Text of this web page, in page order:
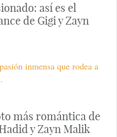
así es el
de Gigi y Zayn
inmensa que rodea a
más romántica de
y Zayn Malik